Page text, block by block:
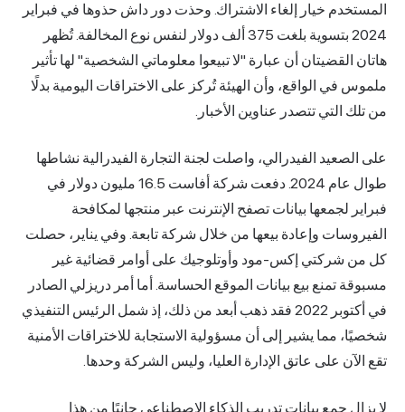
المستخدم خيار إلغاء الاشتراك. وحذت دور داش حذوها في فبراير
2024 بتسوية بلغت 375 ألف دولار لنفس نوع المخالفة. تُظهر
هاتان القضيتان أن عبارة "لا تبيعوا معلوماتي الشخصية" لها تأثير
ملموس في الواقع، وأن الهيئة تُركز على الاختراقات اليومية بدلًا
من تلك التي تتصدر عناوين الأخبار.
على الصعيد الفيدرالي، واصلت لجنة التجارة الفيدرالية نشاطها
طوال عام 2024. دفعت شركة أفاست 16.5 مليون دولار في
فبراير لجمعها بيانات تصفح الإنترنت عبر منتجها لمكافحة
الفيروسات وإعادة بيعها من خلال شركة تابعة. وفي يناير، حصلت
كل من شركتي إكس-مود وأوتلوجيك على أوامر قضائية غير
مسبوقة تمنع بيع بيانات الموقع الحساسة. أما أمر دريزلي الصادر
في أكتوبر 2022 فقد ذهب أبعد من ذلك، إذ شمل الرئيس التنفيذي
شخصيًا، مما يشير إلى أن مسؤولية الاستجابة للاختراقات الأمنية
تقع الآن على عاتق الإدارة العليا، وليس الشركة وحدها.
لا يزال جمع بيانات تدريب الذكاء الاصطناعي جانبًا من هذا